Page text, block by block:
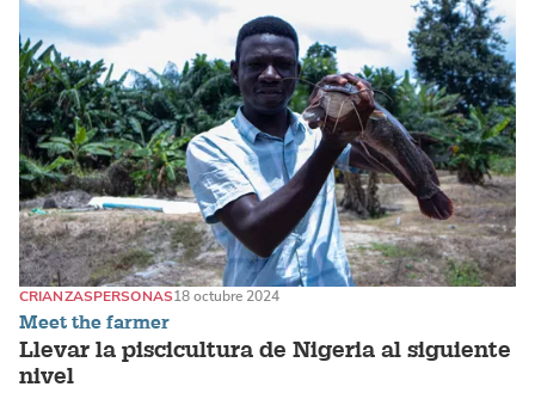
Meet the farmer
Llevar la piscicultura de Nigeria al siguiente
nivel
CRIANZASPERSONAS18 octubre 2024